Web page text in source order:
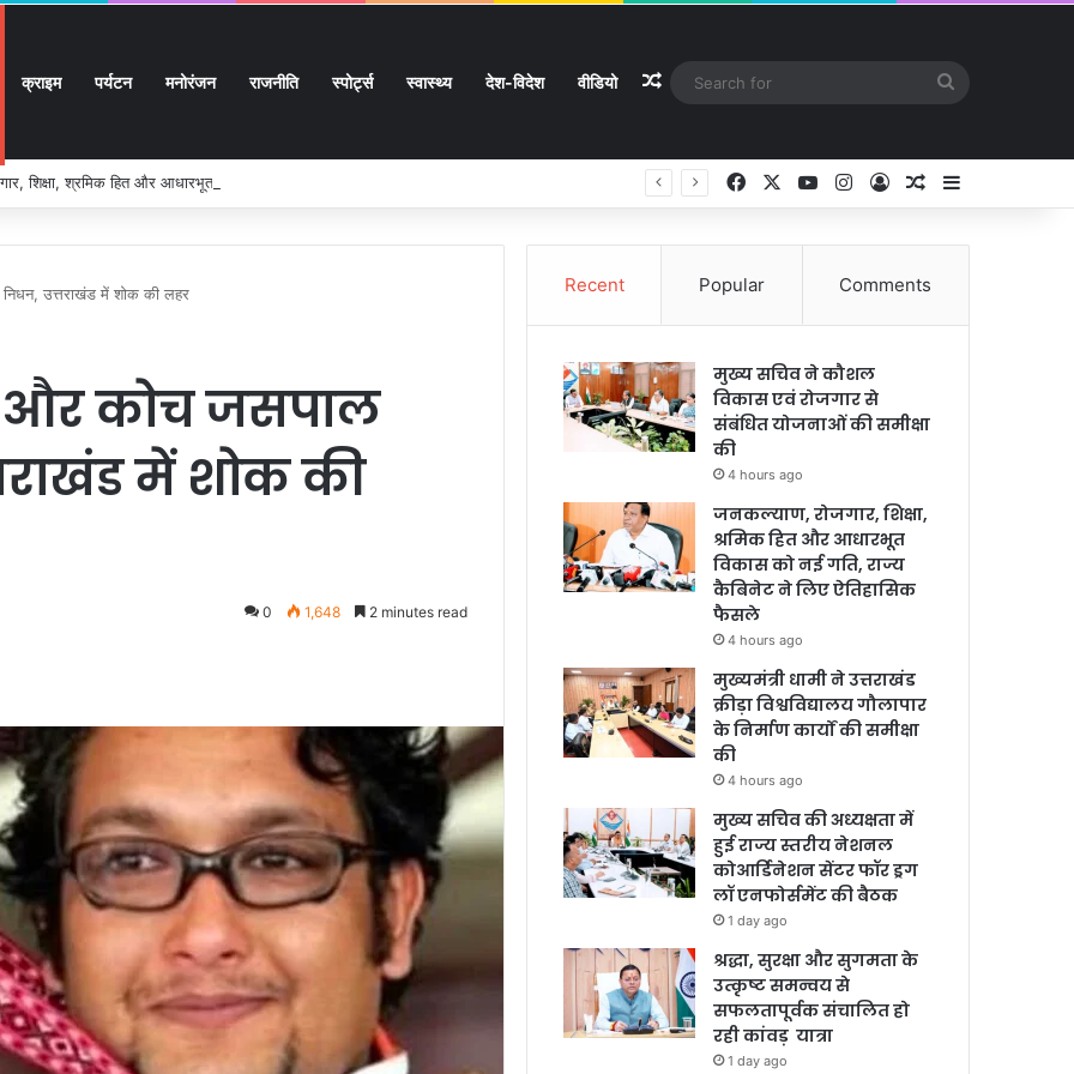
क्राइम पर्यटन मनोरंजन राजनीति स्पोर्ट्स स्वास्थ्य देश-विदेश वीडियो Random Article
शिक्षा, श्रमिक हित और आधारभूत विकास को नई गति, राज्य कैबिनेट ने लिए ऐतिहासिक फैसले Facebook YouTubeInstagram
Log InRandom Article
निधन, उत्तराखंड में शोक की लहर
और कोच जसपाल
में शोक की
0 1,648 2 minutes read
Recent Popular Comments
मुख्य सचिव ने कौशल
विकास एवं रोजगार से
संबंधित योजनाओं की समीक्षा
की
4 hours ago
जनकल्याण, रोजगार, शिक्षा,
श्रमिक हित और आधारभूत
विकास को नई गति, राज्य
कैबिनेट ने लिए ऐतिहासिक
फैसले
4 hours ago
मुख्यमंत्री धामी ने उत्तराखंड
क्रीड़ा विश्वविद्यालय गौलापार
के निर्माण कार्यों की समीक्षा
की
4 hours ago
मुख्य सचिव की अध्यक्षता में
हुई राज्य स्तरीय नेशनल
कोआर्डिनेशन सेंटर फॉर ड्रग
लॉ एनफोर्समेंट की बैठक
1 day ago
श्रद्धा, सुरक्षा और सुगमता के
उत्कृष्ट समन्वय से
सफलतापूर्वक संचालित हो
रही कांवड़ यात्रा
1 day ago